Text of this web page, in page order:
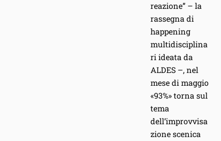
reazione” – la
rassegna di
happening
multidisciplina
ri ideata da
ALDES –, nel
mese di maggio
«93%» torna sul
tema
dell’improvvisa
zione scenica